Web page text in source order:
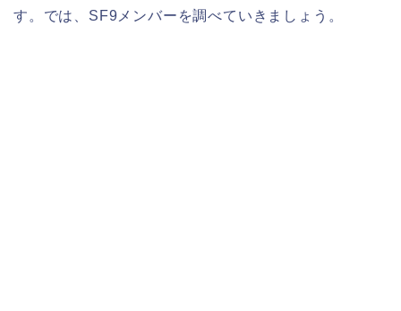
す。では、SF9メンバーを調べていきましょう。